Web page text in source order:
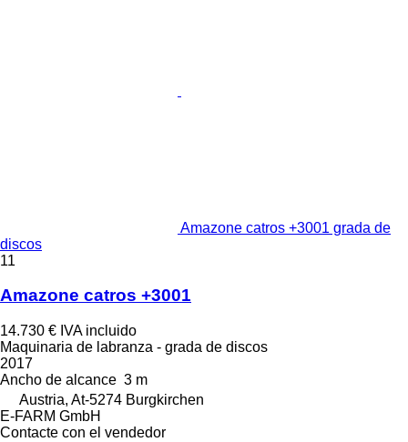
Amazone catros +3001 grada de
discos
11
Amazone catros +3001
14.730 € IVA incluido
Maquinaria de labranza - grada de discos
2017
Ancho de alcance 3 m
Austria, At-5274 Burgkirchen
E-FARM GmbH
Contacte con el vendedor